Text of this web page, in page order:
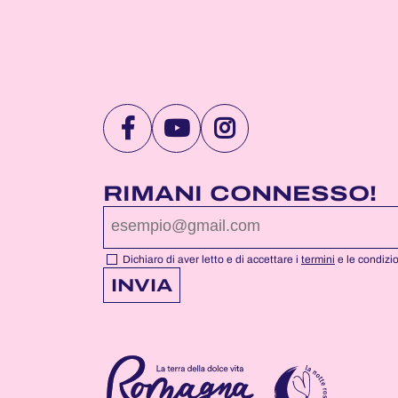
VISITA
PAGINA
FACEBOOK
DI
NOTTEROSA
VISITA
PAGINA
YOUTUBE
DI
NOTTEROSA
VISITA
PAGINA
INSTAGRAM
DI
NOTTEROSA
RIMANI CONNESSO!
Dichiaro di aver letto e di accettare i termini e le
INVIA